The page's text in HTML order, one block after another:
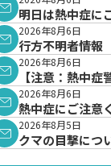
明日は熱中症に
2026年8月6日
行方不明者情報
2026年8月6日
【注意：熱中
警戒アラートが
2026年8月6日
熱中症にご注意
2026年8月5日
クマの目撃につ